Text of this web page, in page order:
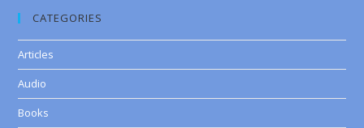
CATEGORIES
Articles
Audio
Books